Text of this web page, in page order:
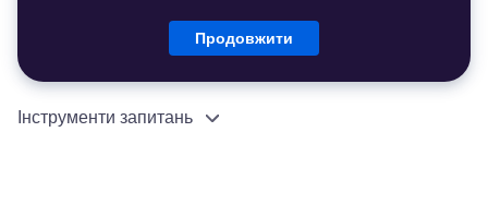
Продовжити
Інструменти запитань